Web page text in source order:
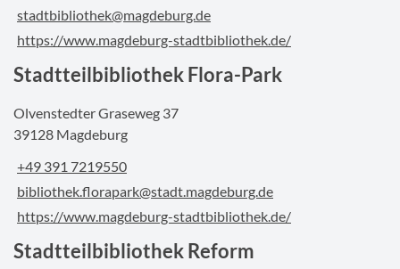
stadtbibliothek@magdeburg.de
https://www.magdeburg-stadtbibliothek.de/
Stadtteilbibliothek Flora-Park
Olvenstedter Graseweg 37
39128 Magdeburg
+49 391 7219550
bibliothek.florapark@stadt.magdeburg.de
https://www.magdeburg-stadtbibliothek.de/
Stadtteilbibliothek Reform